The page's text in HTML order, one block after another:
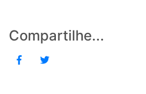
Compartilhe...